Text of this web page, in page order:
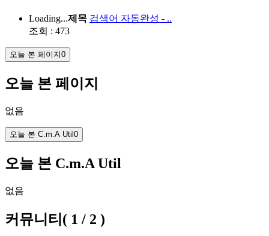
Loading...제목 검색어 자동완성 - ..
조회 : 473
오늘 본 페이지0
오늘 본 페이지
없음
오늘 본 C.m.A Util 0
오늘 본 C.m.A Util
없음
커뮤니티 ( 1 / 2 )